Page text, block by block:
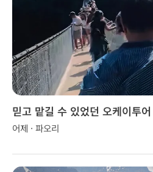
믿고 맡길 수 있었던 오케이투
어제 · 파오리